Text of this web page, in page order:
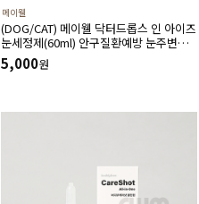
메이웰
(DOG/CAT) 메이웰 닥터드롭스 인 아이즈
눈세정제(60ml) 안구질환예방 눈주변냄
새완화 안구건조증완화 이물질세정
5,000원